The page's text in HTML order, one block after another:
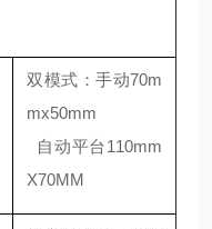
双模式：手动70m
mx50mm
自动平台110mm
X70MM